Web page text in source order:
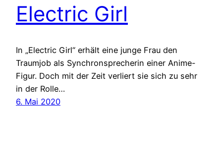
Electric Girl
In „Electric Girl“ erhält eine junge Frau den
Traumjob als Synchronsprecherin einer Anime-
Figur. Doch mit der Zeit verliert sie sich zu sehr
in der Rolle…
6. Mai 2020